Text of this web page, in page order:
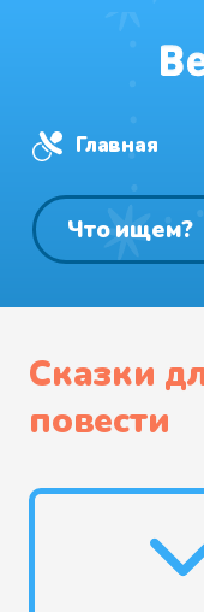
Главная
Сказки
повести